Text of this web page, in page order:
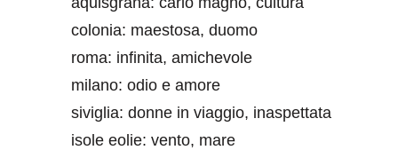
colonia: maestosa, duomo
roma: infinita, amichevole
milano: odio e amore
siviglia: donne in viaggio, inaspettata
isole eolie: vento, mare